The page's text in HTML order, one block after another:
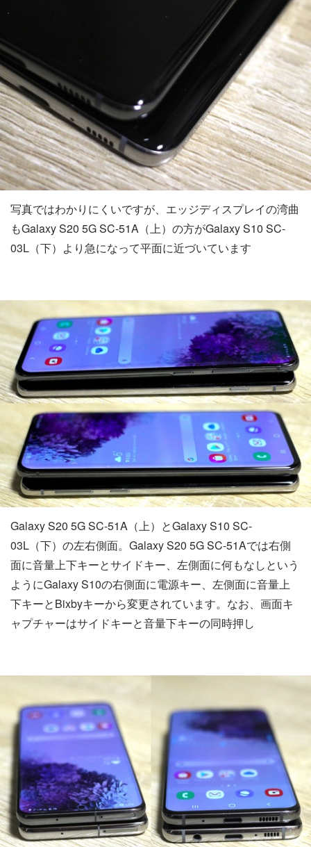
写真ではわかりにくいですが、エッジディスプレイの湾曲
もGalaxy S20 5G SC-51A（上）の方がGalaxy S10 SC-
03L（下）より急になって平面に近づいています
Galaxy S20 5G SC-51A（上）とGalaxy S10 SC-
03L（下）の左右側面。Galaxy S20 5G SC-51Aでは右側
面に音量上下キーとサイドキー、左側面に何もなしという
ようにGalaxy S10の右側面に電源キー、左側面に音量上
下キーとBixbyキーから変更されています。なお、画面キ
ャプチャーはサイドキーと音量下キーの同時押し